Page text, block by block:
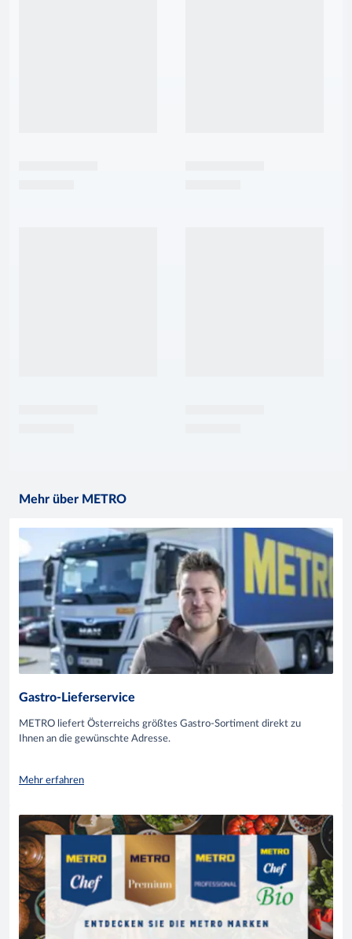
Mehr über METRO
Gastro-Lieferservice
METRO liefert Österreichs größtes Gastro-Sortiment direkt zu
Ihnen an die gewünschte Adresse.
Mehr erfahren